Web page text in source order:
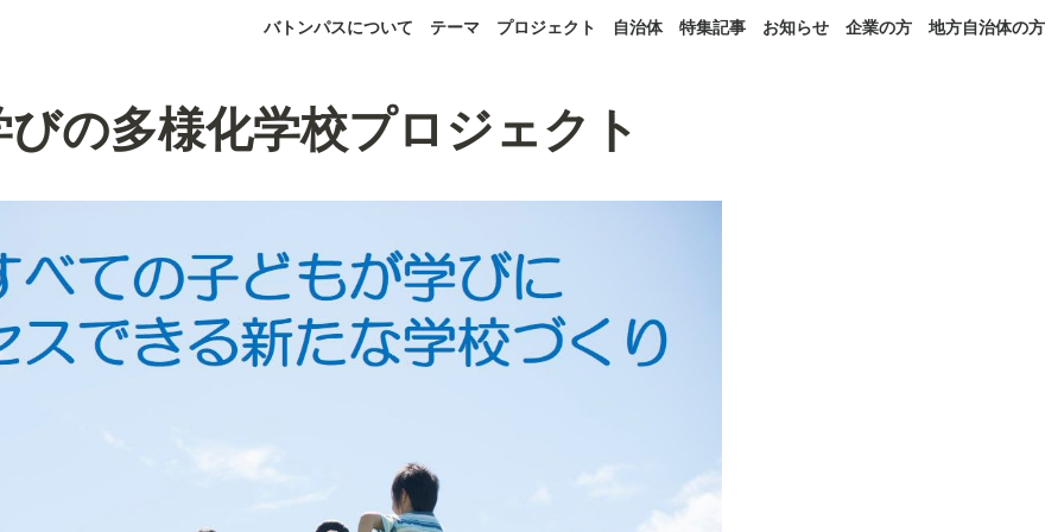
バトンパスについて テーマ プロジェクト 自治体 特集記事 お知らせ 企業の方 地方自治体の方
の多様化学校プロジェクト